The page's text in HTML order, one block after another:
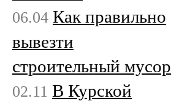
06.04 Как правильно
вывезти
строительный мусор
02.11 В Курской